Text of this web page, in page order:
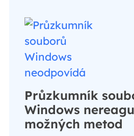
Průzkumník
Windows
možných metod